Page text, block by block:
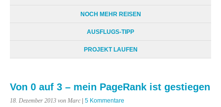
NOCH MEHR REISEN
AUSFLUGS-TIPP
PROJEKT LAUFEN
Von 0 auf 3 – mein PageRank ist gestiegen
18. Dezember 2013 von Marc | 5 Kommentare